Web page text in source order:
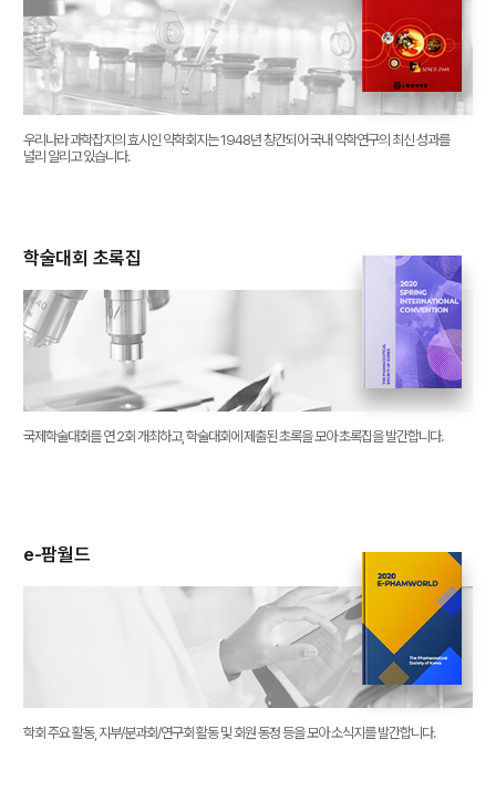
우리나라 과학잡지의 효시인 약학회지는 1948년 창간되어 국내 약학연구의 최신 성과를
널리 알리고 있습니다.
학술대회 초록집
국제학술대회를 연 2회 개최하고, 학술대회에 제출된 초록을 모아 초록집을 발간합니다.
e-팜월드
학회 주요 활동, 지부/분과회/연구회 활동 및 회원 동정 등을 모아 소식지를 발간합니다.